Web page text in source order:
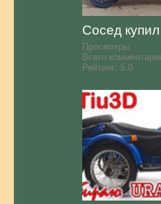
Сосед купил
Просмотры:
Всего
Рейтинг: 5.0